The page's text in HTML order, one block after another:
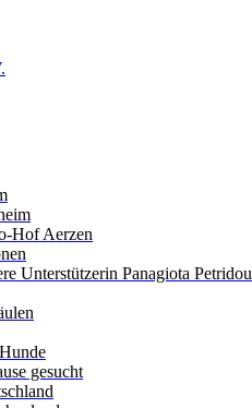
Hof Aerzen
Unterstützerin Panagiota Petridou
gesucht